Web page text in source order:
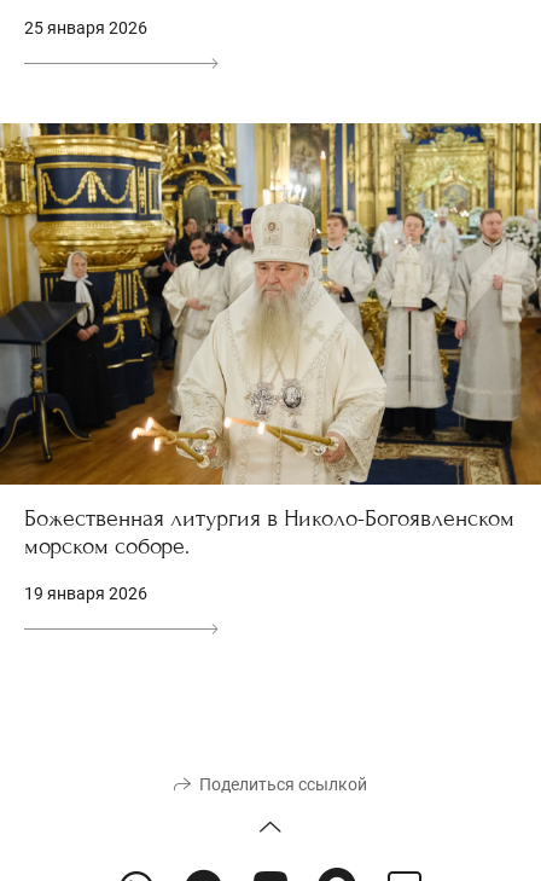
25 января 2026
Божественная литургия в Николо-Богоявленском
морском соборе.
19 января 2026
Поделиться ссылкой